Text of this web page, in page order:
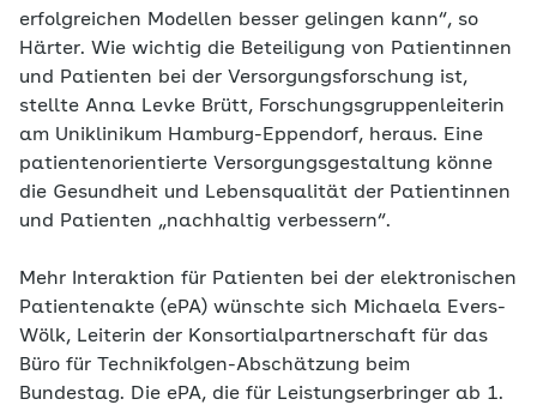
erfolgreichen Modellen besser gelingen kann“, so
Härter. Wie wichtig die Beteiligung von Patientinnen
und Patienten bei der Versorgungsforschung ist,
stellte Anna Levke Brütt, Forschungsgruppenleiterin
am Uniklinikum Hamburg-Eppendorf, heraus. Eine
patientenorientierte Versorgungsgestaltung könne
die Gesundheit und Lebensqualität der Patientinnen
und Patienten „nachhaltig verbessern“.
Mehr Interaktion für Patienten bei der elektronischen
Patientenakte (ePA) wünschte sich Michaela Evers-
Wölk, Leiterin der Konsortialpartnerschaft für das
Büro für Technikfolgen-Abschätzung beim
Bundestag. Die ePA, die für Leistungserbringer ab 1.